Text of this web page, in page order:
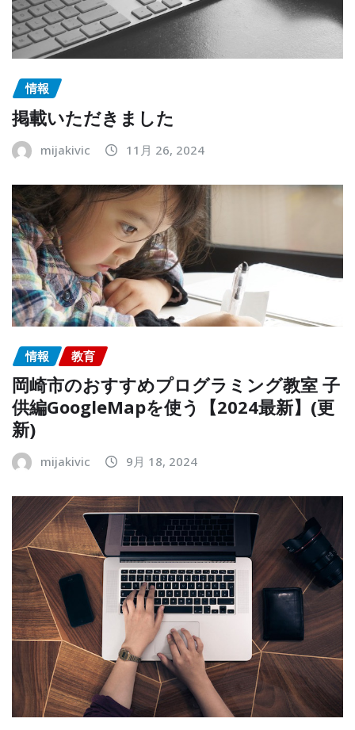
情報
掲載いただきました
mijakivic 11月 26, 2024
情報 教育
岡崎市のおすすめプログラミング教室 子
供編GoogleMapを使う【2024最新】(更
新)
mijakivic 9月 18, 2024